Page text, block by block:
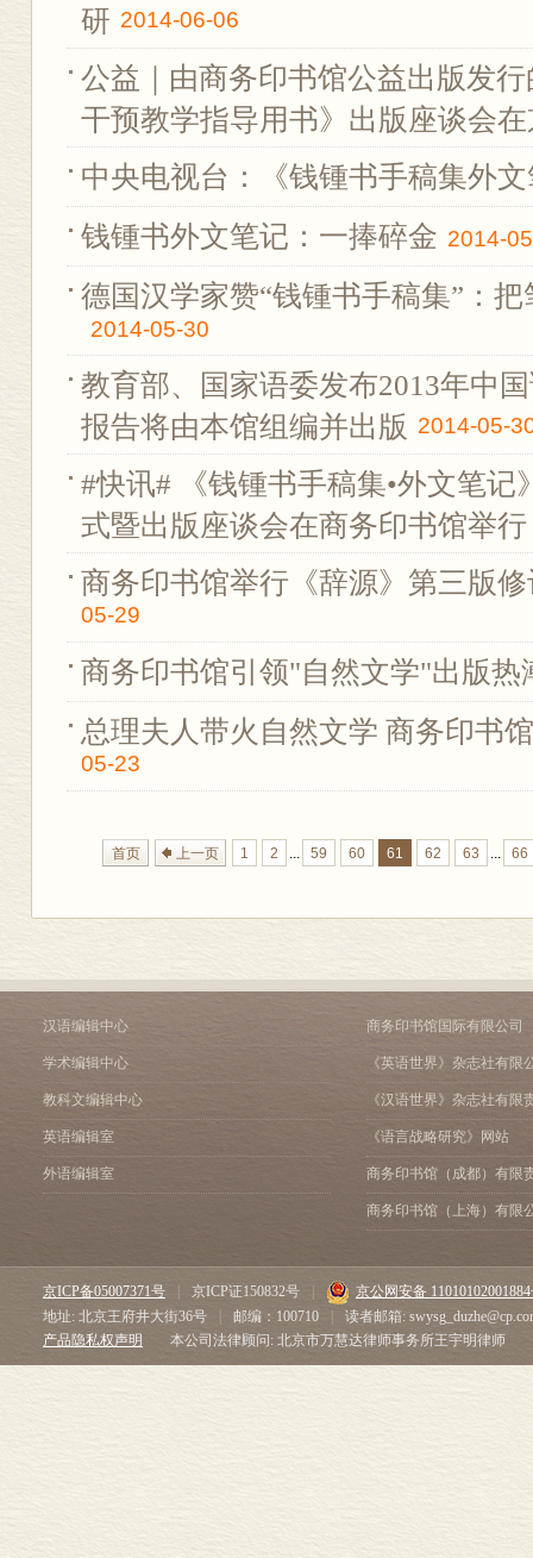
研 2014-06-06
公益｜由商务印书馆公益出版发
干预教学指导用书》出版座谈会
中央电视台：《钱锺书手稿集外
钱锺书外文笔记：一捧碎金 2014-
德国汉学家赞“钱锺书手稿集”：
2014-05-30
教育部、国家语委发布2013年中
报告将由本馆组编并出版 2014-05-
#快讯# 《钱锺书手稿集•外文笔记
式暨出版座谈会在商务印书馆举行
商务印书馆举行《辞源》第三版
05-29
商务印书馆引领"自然文学"出版热
总理夫人带火自然文学 商务印书
05-23
首页 上一页 1 2 ... 59 60 61 62 63 ... 66
汉语编辑中心
学术编辑中心
教科文编辑中心
英语编辑室
外语编辑室
商务印书馆国际有限公司
《英语世界》杂志社有限
《汉语世界》杂志社有限
《语言战略研究》网站
商务印书馆（成都）有限
商务印书馆（上海）有限
京ICP备05007371号 京ICP证150832号
京公网安备
地址: 北京王府井大街36号
邮编：100710
读者邮箱:
产品隐私权声明
本公司法律顾问: 北京市万慧达律师事务所王宇明律师